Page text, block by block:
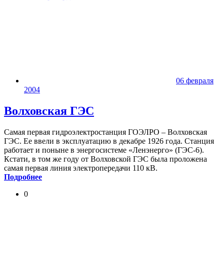
06 февраля
2004
Волховская ГЭС
Cамая первая гидроэлектростанция ГОЭЛРО – Волховская
ГЭС. Ее ввели в эксплуатацию в декабре 1926 года. Станция
работает и поныне в энергосистеме «Ленэнерго» (ГЭС-6).
Кстати, в том же году от Волховской ГЭС была проложена
самая первая линия электропередачи 110 кВ.
Подробнее
0